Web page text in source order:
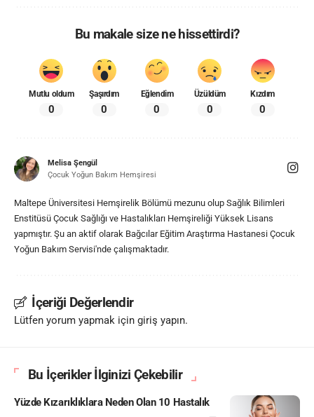
Bu makale size ne hissettirdi?
Mutlu oldum
0
Şaşırdım
0
Eğlendim
0
Üzüldüm
0
Kızdım
0
Melisa Şengül
Çocuk Yoğun Bakım Hemşiresi
Maltepe Üniversitesi Hemşirelik Bölümü mezunu olup Sağlık Bilimleri
Enstitüsü Çocuk Sağlığı ve Hastalıkları Hemşireliği Yüksek Lisans
yapmıştır. Şu an aktif olarak Bağcılar Eğitim Araştırma Hastanesi Çocuk
Yoğun Bakım Servisi'nde çalışmaktadır.
İçeriği Değerlendir
Lütfen yorum yapmak için giriş yapın.
Bu İçerikler İlginizi Çekebilir
Yüzde Kızarıklıklara Neden Olan 10 Hastalık